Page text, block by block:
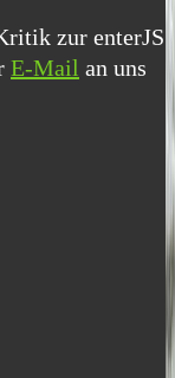
zur enterJS
E-Mail an uns